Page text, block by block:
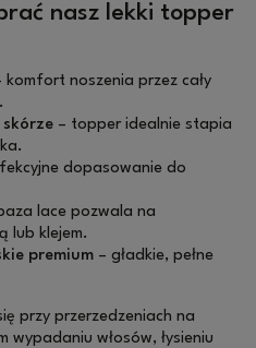
nasz lekki topper
komfort noszenia przez cały
skórze – topper idealnie stapia
dopasowanie do
lace pozwala na
lub klejem.
premium – gładkie, pełne
przy przerzedzeniach na
wypadaniu włosów, łysieniu